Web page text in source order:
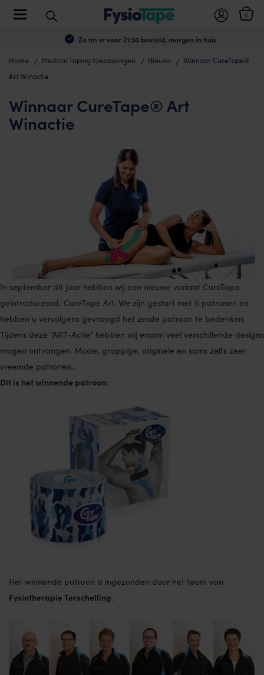
Zo tm vr voor 21:30 besteld, morgen in huis
0
Toggle navigation
Home Medical Taping toepassingen Nieuws
Winnaar CureTape®
Art Winactie
Winnaar CureTape® Art
Winactie
In september dit jaar hebben wij een nieuwe variant CureTape
geïntroduceerd: CureTape Art. We zijn gestart met 5 patronen en
hebben u vervolgens gevraagd het zesde patroon te bedenken.
Tijdens deze “ART-Actie” hebben wij enorm veel verschillende designs
mogen ontvangen. Mooie, grappige, originele en soms zelfs zeer
vreemde patronen…
Dit is het winnende patroon:
Het winnende patroon is ingezonden door het team van
Fysiotherapie Terschelling.